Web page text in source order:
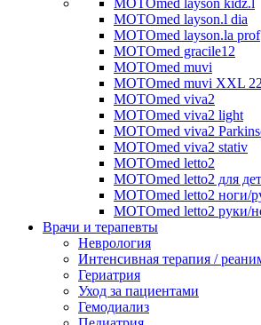
MOTOmed layson kidz.l
MOTOmed layson.l dia
MOTOmed layson.la prof
MOTOmed gracile12
MOTOmed muvi
MOTOmed muvi XXL 22
MOTOmed viva2
MOTOmed viva2 light
MOTOmed viva2
MOTOmed viva2 stativ
MOTOmed letto2
MOTOmed letto2 для
MOTOmed letto2 ноги/
MOTOmed letto2 руки/
Врачи и терапевты
Неврология
Интенсивная терапия /
Гериатрия
Уход за пациентами
Гемодиализ